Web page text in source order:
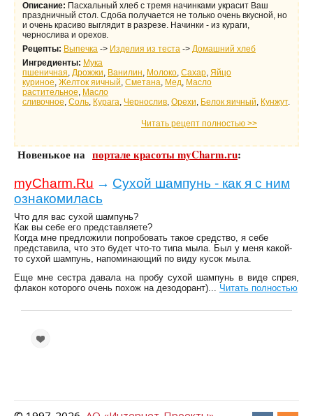
Описание: Пасхальный хлеб с тремя начинками украсит Ваш
праздничный стол. Сдоба получается не только очень вкусной, но
и очень красиво выглядит в разрезе. Начинки - из кураги,
чернослива и орехов.
Рецепты: Выпечка -> Изделия из теста -> Домашний хлеб
Ингредиенты: Мука
пшеничная, Дрожжи, Ванилин, Молоко, Сахар, Яйцо
куриное, Желток яичный, Сметана, Мед, Масло
растительное, Масло
сливочное, Соль, Курага, Чернослив, Орехи, Белок яичный, Кунжут.
Читать рецепт полностью >>
Новенькое на портале красоты myCharm.ru:
myCharm.Ru → Сухой шампунь - как я с ним
ознакомилась
Что для вас сухой шампунь?
Как вы себе его представляете?
Когда мне предложили попробовать такое средство, я себе
представила, что это будет что-то типа мыла. Был у меня какой-
то сухой шампунь, напоминающий по виду кусок мыла.
Еще мне сестра давала на пробу сухой шампунь в виде спрея,
флакон которого очень похож на дезодорант)... Читать полностью